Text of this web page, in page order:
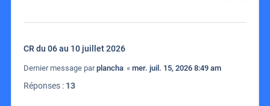
CR du 06 au 10 juillet 2026
Dernier message parplancha « mer. juil. 15, 2026 8:49 am
Réponses : 13